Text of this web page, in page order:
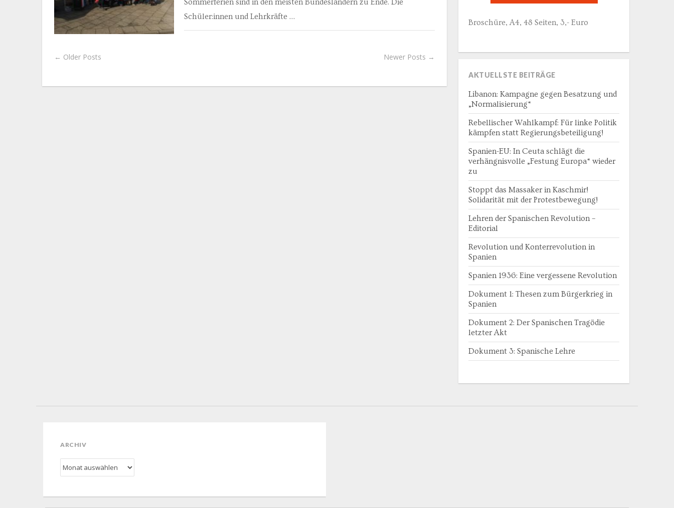
Schüler:innen und Lehrkräfte …
← Older Posts Newer Posts →
Broschüre, A4, 48 Seiten, 3,- Euro
AKTUELLSTE BEITRÄGE
Libanon: Kampagne gegen Besatzung und
„Normalisierung“
Rebellischer Wahlkampf: Für linke Politik
kämpfen statt Regierungsbeteiligung!
Spanien-EU: In Ceuta schlägt die
verhängnisvolle „Festung Europa“ wieder
zu
Stoppt das Massaker in Kaschmir!
Solidarität mit der Protestbewegung!
Lehren der Spanischen Revolution –
Editorial
Revolution und Konterrevolution in
Spanien
Spanien 1936: Eine vergessene Revolution
Dokument 1: Thesen zum Bürgerkrieg in
Spanien
Dokument 2: Der Spanischen Tragödie
letzter Akt
Dokument 3: Spanische Lehre
ARCHIV
Archiv